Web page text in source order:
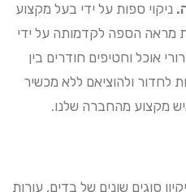
ניקוי ספות על ידי בעל מקצוע
מראה הספה לקדמותה על ידי
אוכל וחטיפים חודרים בין
לחדור ולהוציאם ללא מכשיר
מקצוע מהחברה שלנו.
סוגים שונים של בדים, עורות